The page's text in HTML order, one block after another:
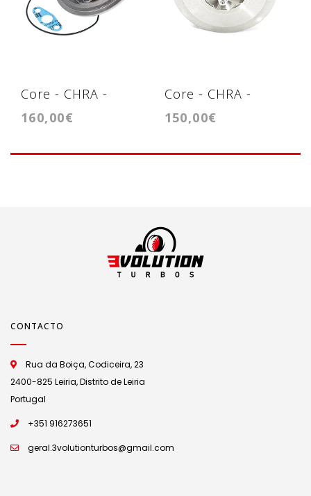
Core - CHRA -
Cartridge
160,00€
Core - CHRA -
Cartridge
150,00€
CONTACTO
Rua da Boiça, Codiceira, 23
2400-825 Leiria, Distrito de Leiria
Portugal
+351 916273651
geral.3volutionturbos@gmail.com